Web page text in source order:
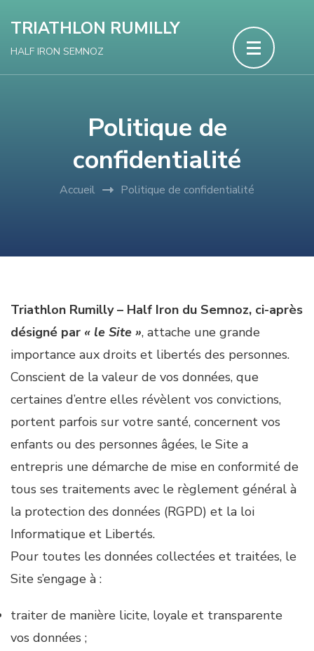
contenu
(Pressez
TRIATHLON RUMILLY
HALF IRON SEMNOZ
Politique de
confidentialité
Accueil Politique de confidentialité
Triathlon Rumilly – Half Iron du Semnoz, ci-après
désigné par « le Site », attache une grande
importance aux droits et libertés des personnes.
Conscient de la valeur de vos données, que
certaines d’entre elles révèlent vos convictions,
portent parfois sur votre santé, concernent vos
enfants ou des personnes âgées, le Site a
entrepris une démarche de mise en conformité de
tous ses traitements avec le règlement général à
la protection des données (RGPD) et la loi
Informatique et Libertés.
Pour toutes les données collectées et traitées, le
Site s’engage à :
traiter de manière licite, loyale et transparente
vos données ;